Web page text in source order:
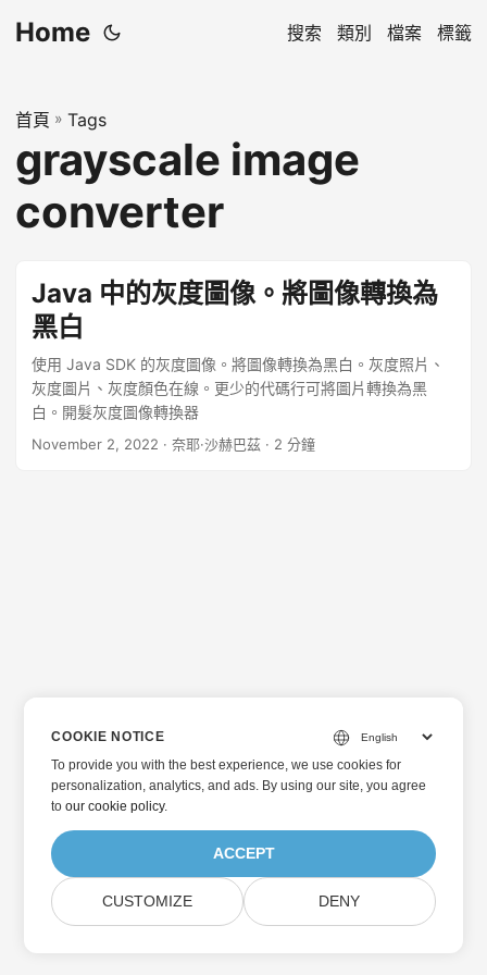
Home 搜索 類別 檔案 標籤
首頁 » Tags
grayscale image
converter
Java 中的灰度圖像。將圖像轉換為
黑白
使用 Java SDK 的灰度圖像。將圖像轉換為黑白。灰度照片、
灰度圖片、灰度顏色在線。更少的代碼行可將圖片轉換為黑
白。開髮灰度圖像轉換器
November 2, 2022 · 奈耶·沙赫巴茲 · 2 分鐘
COOKIE NOTICE
To provide you with the best experience, we use cookies for
personalization, analytics, and ads. By using our site, you agree
toour cookie policy.
ACCEPT
CUSTOMIZE DENY